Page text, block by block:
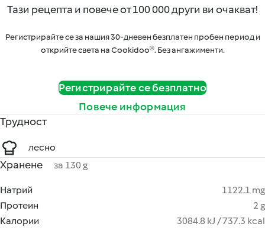
Тази рецепта и повече от 100 000 други ви очакват!
Регистрирайте се за нашия 30-дневен безплатен пробен период и
открийте света на Cookidoo®. Без ангажименти.
Регистрирайте се безплатно
Повече информация
Трудност
лесно
Хранене за 130 g
Натрий
1122.1 mg
Протеин
2 g
Калории
3084.8 kJ / 737.3 kcal